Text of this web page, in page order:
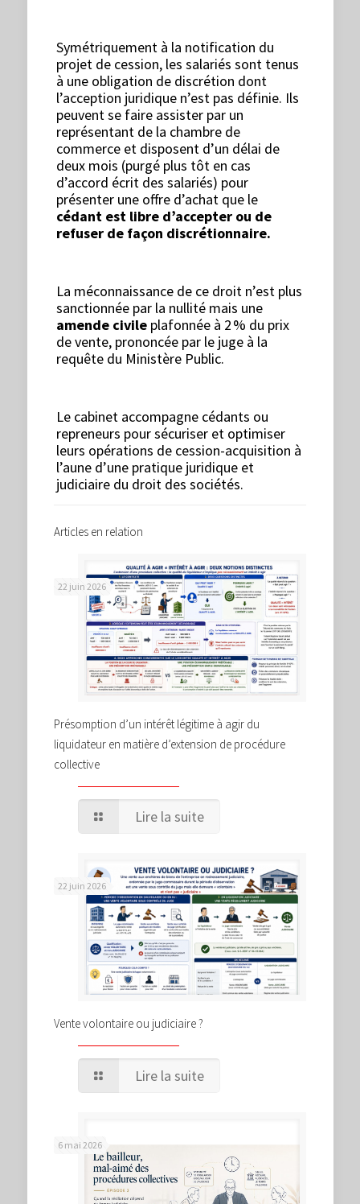
Symétriquement à la notification du
projet de cession, les salariés sont tenus
à une obligation de discrétion dont
l’acception juridique n’est pas définie. Ils
peuvent se faire assister par un
représentant de la chambre de
commerce et disposent d’un délai de
deux mois (purgé plus tôt en cas
d’accord écrit des salariés) pour
présenter une offre d’achat que le
cédant est libre d’accepter ou de
refuser de façon discrétionnaire.
La méconnaissance de ce droit n’est plus
sanctionnée par la nullité mais une
amende civile plafonnée à 2 % du prix
de vente, prononcée par le juge à la
requête du Ministère Public.
Le cabinet accompagne cédants ou
repreneurs pour sécuriser et optimiser
leurs opérations de cession-acquisition à
l’aune d’une pratique juridique et
judiciaire du droit des sociétés.
Articles en relation
22 juin 2026
Présomption d’un intérêt légitime à agir du
liquidateur en matière d’extension de procédure
collective
Lire la suite
22 juin 2026
Vente volontaire ou judiciaire ?
Lire la suite
6 mai 2026